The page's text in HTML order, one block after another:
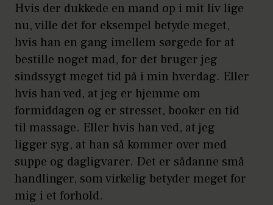
Hvis der dukkede en mand op i mit liv lige
nu, ville det for eksempel betyde meget,
hvis han en gang imellem sørgede for at
bestille noget mad, for det bruger jeg
sindssygt meget tid på i min hverdag. Eller
hvis han ved, at jeg er hjemme om
formiddagen og er stresset, booker en tid
til massage. Eller hvis han ved, at jeg
ligger syg, at han så kommer over med
suppe og dagligvarer. Det er sådanne små
handlinger, som virkelig betyder meget for
mig i et forhold.